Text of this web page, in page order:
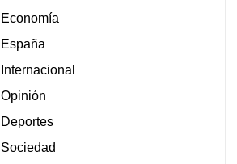
Economía
España
Internacional
Opinión
Deportes
Sociedad